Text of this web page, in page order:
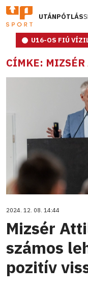
UTÁNPÓTLÁS
U16-OS FIÚ
CÍMKE:
2024. 12. 08. 14:44
Mizsér
számos
pozitív